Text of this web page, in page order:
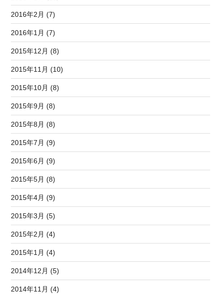
2016年2月 (7)
2016年1月 (7)
2015年12月 (8)
2015年11月 (10)
2015年10月 (8)
2015年9月 (8)
2015年8月 (8)
2015年7月 (9)
2015年6月 (9)
2015年5月 (8)
2015年4月 (9)
2015年3月 (5)
2015年2月 (4)
2015年1月 (4)
2014年12月 (5)
2014年11月 (4)